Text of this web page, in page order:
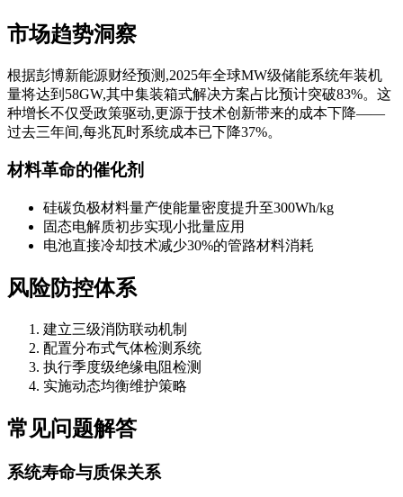
市场趋势洞察
根据彭博新能源财经预测,2025年全球MW级储能系统年装机
量将达到58GW,其中集装箱式解决方案占比预计突破83%。这
种增长不仅受政策驱动,更源于技术创新带来的成本下降——
过去三年间,每兆瓦时系统成本已下降37%。
材料革命的催化剂
硅碳负极材料量产使能量密度提升至300Wh/kg
固态电解质初步实现小批量应用
电池直接冷却技术减少30%的管路材料消耗
风险防控体系
建立三级消防联动机制
配置分布式气体检测系统
执行季度级绝缘电阻检测
实施动态均衡维护策略
常见问题解答
系统寿命与质保关系